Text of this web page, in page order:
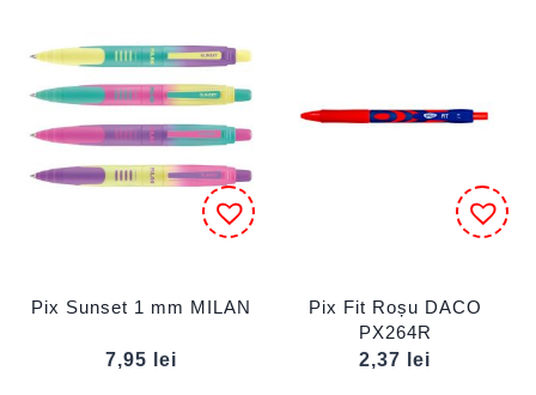
Pix Sunset 1 mm MILAN
7,95 lei
Pix Fit Roșu DACO
PX264R
2,37
lei